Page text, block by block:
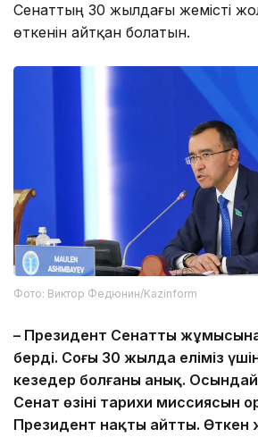
Сенаттың 30 жылдағы жемісті
өткенін айтқан болатын.
Фото: Виктор Федюнин/Kazinform
– Президент Сенаттың
берді. Соңғы 30 жылда еліміз
кезеңдер болғаны анық. Осындай
Сенат өзінің тарихи миссиясын
Президент нақты айтты.